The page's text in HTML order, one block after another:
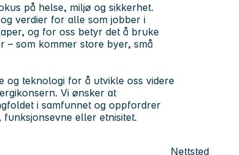
på helse, miljø og sikkerhet.
verdier for alle som jobber i
og for oss betyr det å bruke
– som kommer store byer, små
og teknologi for å utvikle oss videre
Vi ønsker at
i samfunnet og oppfordrer
eller etnisitet.
Nettsted